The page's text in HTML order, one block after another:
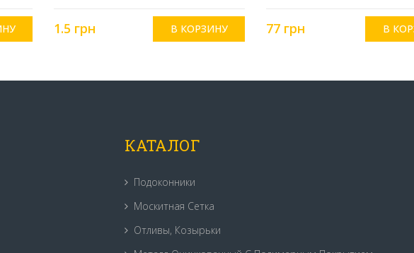
1.5 грн 77 грн
КАТАЛОГ
Подоконники
Москитная Сетка
Отливы, Козырьки